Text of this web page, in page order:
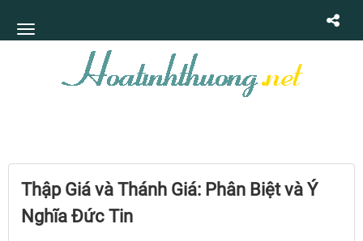
Thập Giá và Thánh Giá: Phân Biệt và Ý
Nghĩa Đức Tin